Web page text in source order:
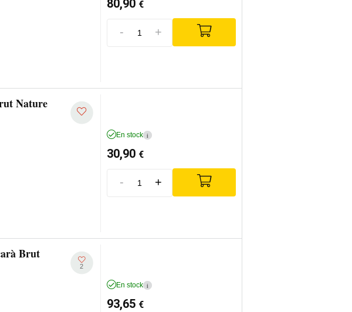
80,90 €
- +
Nature
En stock i
30,90 €
- +
Brut
2
En stock i
93,65 €